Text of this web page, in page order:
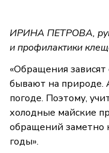
ИРИНА ПЕТРОВА,
и профилактики
«Обращения зависят
бывают на природе.
погоде. Поэтому,
холодные майские
обращений заметно
годы».